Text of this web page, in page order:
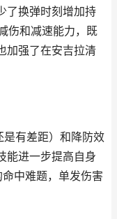
了换弹时刻增加持
伤和减速能力，既
加强了在安吉拉清
有差距）和降防效
能进一步提高自身
中难题，单发伤害